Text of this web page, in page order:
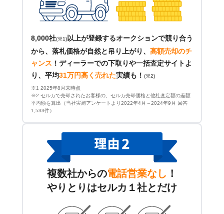
8,000社(※1) 以上が登録するオークションで競り合う
から、落札価格が自然と吊り上がり、 高額売却のチ
ャンス ！ ディーラーでの下取りや一括査定サイトよ
り、平均31万円高く売れた実績も！ (※2)
※1 2025年8月末時点
※2 セルカで売却されたお客様の、セルカ売却価格と他社査定額の差額
平均額を算出（当社実施アンケートより2022年4月～2024年9月 回答
1,533件）
複数社からの電話営業なし ！
やりとりはセルカ１社とだけ